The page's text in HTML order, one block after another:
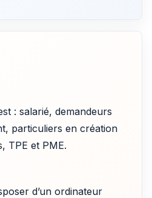
: salarié, demandeurs
particuliers en création
TPE et PME.
d’un ordinateur